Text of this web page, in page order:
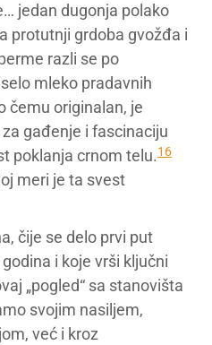
jedan dugonja polako
protutnji grdoba gvožđa i
razli se po
mleko pradavnih
čemu originalan, je
gađenje i fascinaciju
poklanja crnom telu.16
meri je ta svest
čije se delo prvi put
i koje vrši ključni
„pogled“ sa stanovišta
svojim nasiljem,
već i kroz